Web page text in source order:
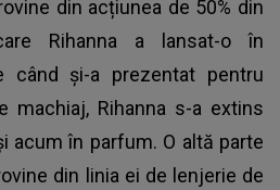
din acțiunea de 50% din
Rihanna a lansat-o în
când și-a prezentat pentru
machiaj, Rihanna s-a extins
acum în parfum. O altă parte
din linia ei de lenjerie de